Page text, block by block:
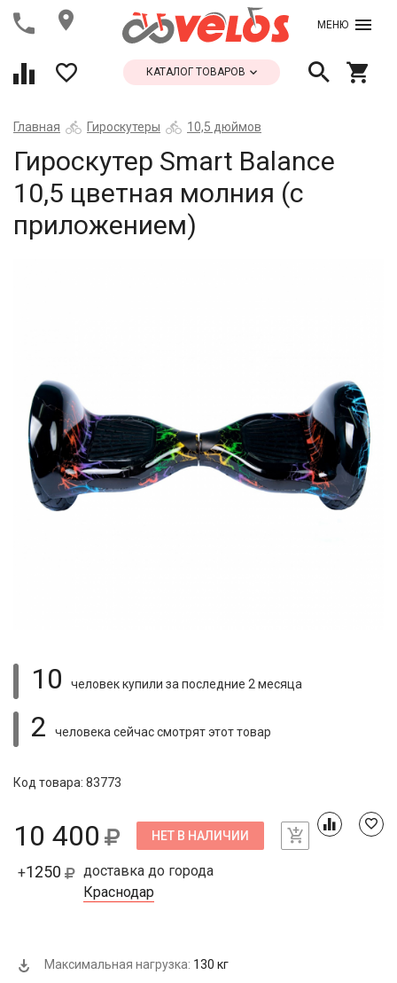
МЕНЮ
КАТАЛОГ ТОВАРОВ
Главная Гироскутеры 10,5 дюймов
Гироскутер Smart Balance
10,5 цветная молния (с
приложением)
10 человек купили за последние 2 месяца
2 человека сейчас смотрятэтот товар
Код товара: 83773
10 400 НЕТ В НАЛИЧИИ
+1250
доставка до города
Краснодар
Максимальная нагрузка: 130 кг